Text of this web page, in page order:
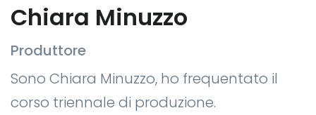
Chiara Minuzzo
Produttore
Sono Chiara Minuzzo, ho frequentato il
corso triennale di produzione.